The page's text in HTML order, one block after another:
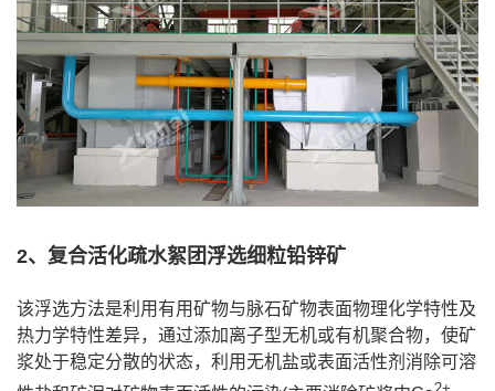
2、复合活化疏水絮团浮选细粒铅锌矿
该浮选方法是利用有用矿物与脉石矿物表面物理化学特性及
热力学特性差异，通过添加离子型无机或有机聚合物，使矿
浆处于稳定分散的状态，利用无机盐或表面活性剂消除可溶